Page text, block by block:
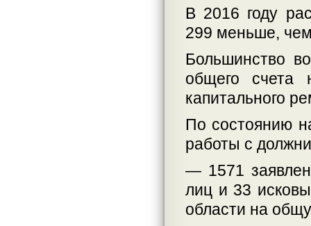
В 2016 году
299 меньше, чем
Большинство
общего счета
капитального
По состоянию
работы с
— 1571
лиц и 33
области на